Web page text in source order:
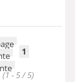
1
(1 - 5 / 5)